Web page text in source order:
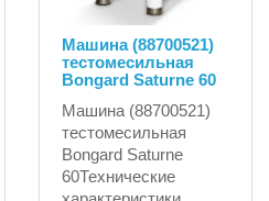
Машина (88700521)
тестомесильная
Bongard Saturne 60
Машина (88700521)
тестомесильная
Bongard Saturne
60Технические